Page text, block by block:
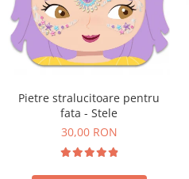
Pietre stralucitoare pentru
fata - Stele
30,00 RON